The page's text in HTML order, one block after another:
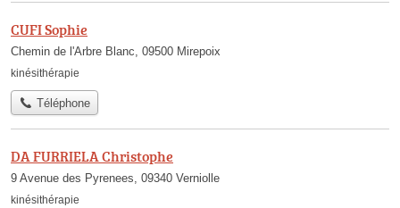
CUFI Sophie
Chemin de l'Arbre Blanc, 09500 Mirepoix
kinésithérapie
Téléphone
DA FURRIELA Christophe
9 Avenue des Pyrenees, 09340 Verniolle
kinésithérapie